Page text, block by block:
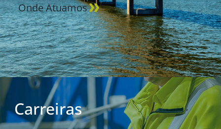
Onde Atuamos
Carreiras